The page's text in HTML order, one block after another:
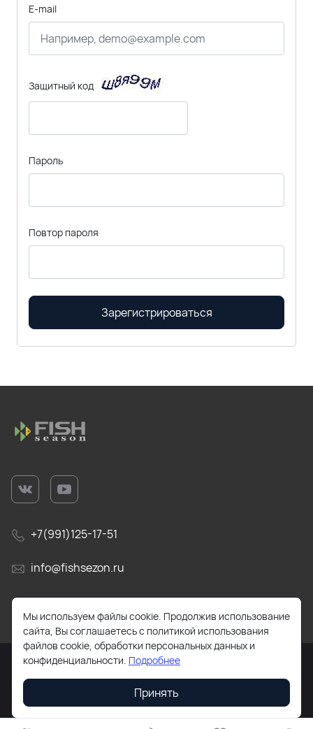
E-mail
Защитный код
Пароль
Повтор пароля
Зарегистрироваться
+7(991)125-17-51
info@fishsezon.ru
105484, г. Москва, 16-я Парковая улица, 26к4
2026 © Все права защищены. Работает наReadyScript
Мы используем файлы cookie. Продолжив использование
сайта, Вы соглашаетесь с политикой использования
файлов cookie, обработки персональных данных и
конфиденциальности. Подробнее
Принять